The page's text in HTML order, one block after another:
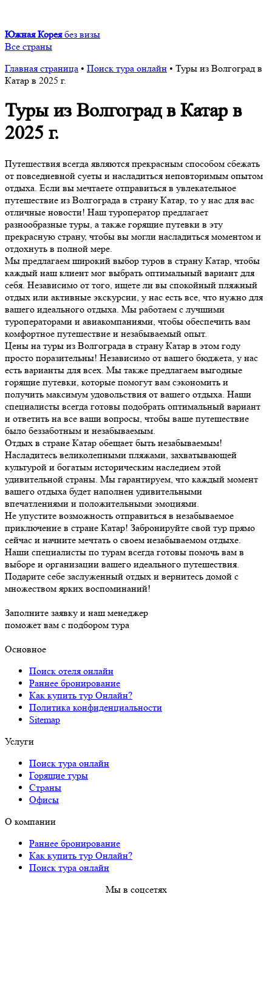
Южная Корея без визы
Все страны
Главная страница • Поиск тура онлайн • Туры из Волгоград в
Катар в 2025 г.
Туры из Волгоград в Катар в
2025 г.
Путешествия всегда являются прекрасным способом сбежать
от повседневной суеты и насладиться неповторимым опытом
отдыха. Если вы мечтаете отправиться в увлекательное
путешествие из Волгограда в страну Катар, то у нас для вас
отличные новости! Наш туроператор предлагает
разнообразные туры, а также горящие путевки в эту
прекрасную страну, чтобы вы могли насладиться моментом и
отдохнуть в полной мере.
Мы предлагаем широкий выбор туров в страну Катар, чтобы
каждый наш клиент мог выбрать оптимальный вариант для
себя. Независимо от того, ищете ли вы спокойный пляжный
отдых или активные экскурсии, у нас есть все, что нужно для
вашего идеального отдыха. Мы работаем с лучшими
туроператорами и авиакомпаниями, чтобы обеспечить вам
комфортное путешествие и незабываемый опыт.
Цены на туры из Волгограда в страну Катар в этом году
просто поразительны! Независимо от вашего бюджета, у нас
есть варианты для всех. Мы также предлагаем выгодные
горящие путевки, которые помогут вам сэкономить и
получить максимум удовольствия от вашего отдыха. Наши
специалисты всегда готовы подобрать оптимальный вариант
и ответить на все ваши вопросы, чтобы ваше путешествие
было беззаботным и незабываемым.
Отдых в стране Катар обещает быть незабываемым!
Насладитесь великолепными пляжами, захватывающей
культурой и богатым историческим наследием этой
удивительной страны. Мы гарантируем, что каждый момент
вашего отдыха будет наполнен удивительными
впечатлениями и положительными эмоциями.
Не упустите возможность отправиться в незабываемое
приключение в стране Катар! Забронируйте свой тур прямо
сейчас и начните мечтать о своем незабываемом отдыхе.
Наши специалисты по турам всегда готовы помочь вам в
выборе и организации вашего идеального путешествия.
Подарите себе заслуженный отдых и вернитесь домой с
множеством ярких воспоминаний!
Заполните заявку и наш менеджер
поможет вам с подбором тура
Основное
Поиск отеля онлайн
Раннее бронирование
Как купить тур Онлайн?
Политика конфиденциальности
Sitemap
Услуги
Поиск тура онлайн
Горящие туры
Страны
Офисы
О компании
Раннее бронирование
Как купить тур Онлайн?
Поиск тура онлайн
Мы в соцсетях